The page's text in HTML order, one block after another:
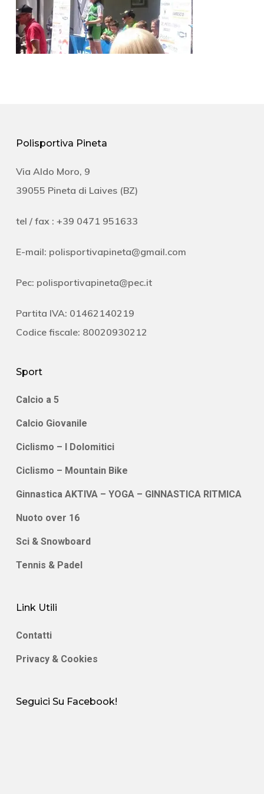
Polisportiva Pineta
Via Aldo Moro, 9
39055 Pineta di Laives (BZ)
tel / fax : +39 0471 951633
E-mail: polisportivapineta@gmail.com
Pec: polisportivapineta@pec.it
Partita IVA: 01462140219
Codice fiscale: 80020930212
Sport
Calcio a 5
Calcio Giovanile
Ciclismo – I Dolomitici
Ciclismo – Mountain Bike
Ginnastica AKTIVA – YOGA – GINNASTICA RITMICA
Nuoto over 16
Sci & Snowboard
Tennis & Padel
Link Utili
Contatti
Privacy & Cookies
Seguici Su Facebook!